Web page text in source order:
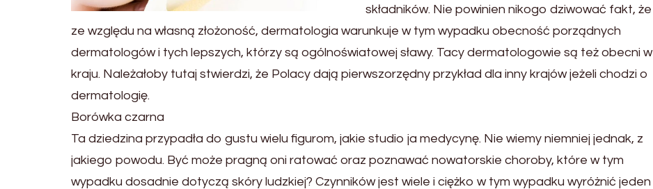
składników. Nie powinien nikogo dziwować fakt, że
ze względu na własną złożoność, dermatologia warunkuje w tym wypadku obecność porządnych
dermatologów i tych lepszych, którzy są ogólnoświatowej sławy. Tacy dermatologowie są też obecni w
kraju. Należałoby tutaj stwierdzi, że Polacy dają pierwszorzędny przykład dla inny krajów jeżeli chodzi o
dermatologię.
Borówka czarna
Ta dziedzina przypadła do gustu wielu figurom, jakie studio ja medycynę. Nie wiemy niemniej jednak, z
jakiego powodu. Być może pragną oni ratować oraz poznawać nowatorskie choroby, które w tym
wypadku dosadnie dotyczą skóry ludzkiej? Czynników jest wiele i ciężko w tym wypadku wyróżnić jeden